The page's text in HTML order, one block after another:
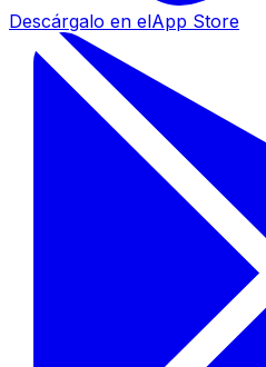
Descárgalo en elApp Store